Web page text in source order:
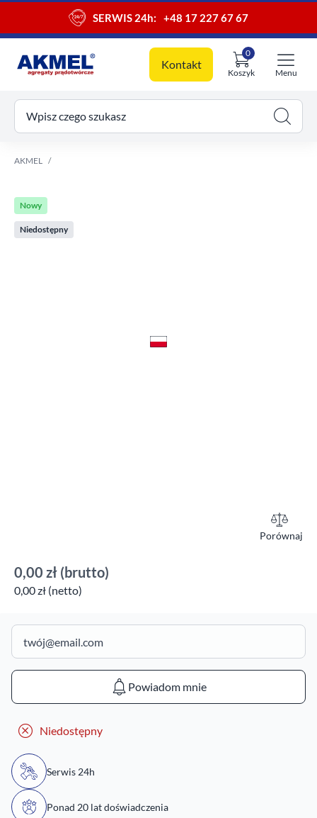
SERWIS 24h: +48 17 227 67 67
Kontakt
Koszyk
0
koszyk
Menu
Wpisz czego szukasz
AKMEL
Nowy
Niedostępny
Porównaj
0,00 zł (brutto)
0,00 zł (netto)
Powiadom mnie
Niedostępny
Serwis 24h
Ponad 20 lat doświadczenia